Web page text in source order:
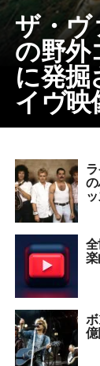
ザ・ヴ
の野外
に発
イヴ